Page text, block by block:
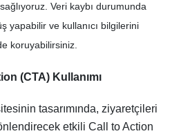
Veri kaybı durumunda
yapabilir ve kullanıcı bilgilerini
koruyabilirsiniz.
(CTA) Kullanımı
tasarımında, ziyaretçileri
etkili Call to Action